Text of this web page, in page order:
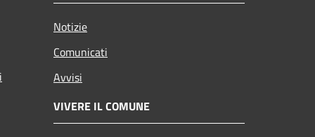
Notizie
Comunicati
Avvisi
VIVERE IL COMUNE